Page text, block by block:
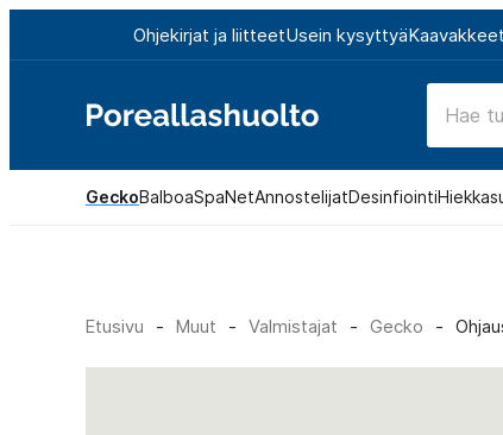
sisältöön
Ohjekirjat ja liitteetUsein kysyttyäKaavakkeet
Poreallashuolto
GeckoBalboaSpaNetAnnostelijatDesinfiointi
Etusivu - Muut - Valmistajat - Gecko -